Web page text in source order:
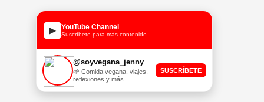
▶ YouTube Channel
Suscríbete para más contenido
@soyvegana_jenny
🌱 Comida vegana, viajes,
reflexiones y más
SUSCRÍBETE